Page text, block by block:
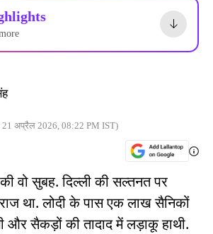
अप्रैल 2026, 08:22 PM IST)
वो सुबह. दिल्ली की सल्तनत पर
राज था. लोदी के पास एक लाख सैनिकों
और सैकड़ों की तादाद में लड़ाकू हाथी.